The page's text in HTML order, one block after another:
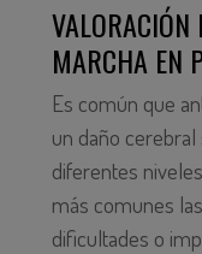
MARCHA EN
Es común que
un daño
diferentes
más comunes
dificultades o